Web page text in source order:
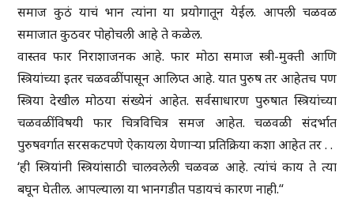
समाज कुठं याचं भान त्यांना या प्रयोगातून येईल. आपली चळवळ
समाजात कुठवर पोहोचली आहे ते कळेल.
वास्तव फार निराशाजनक आहे. फार मोठा समाज स्त्री-मुक्ती आणि
स्त्रियांच्या इतर चळवळींपासून आलिप्त आहे. यात पुरुष तर आहेतच पण
स्त्रिया देखील मोठया संख्येनं आहेत. सर्वसाधारण पुरुषात स्त्रियांच्या
चळवळींविषयी फार चित्रविचित्र समज आहेत. चळवळी संदर्भात
पुरुषवर्गात सरसकटपणे ऐकायला येणाऱ्या प्रतिक्रिया कशा आहेत तर . .
‘ही स्त्रियांनी स्त्रियांसाठी चालवलेली चळवळ आहे. त्यांचं काय ते त्या
बघून घेतील. आपल्याला या भानगडीत पडायचं कारण नाही.“